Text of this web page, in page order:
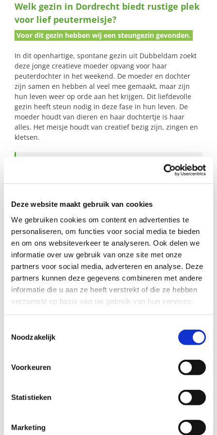
Deze website maakt gebruik van cookies
We gebruiken cookies om content en advertenties te
personaliseren, om functies voor social media te bieden
en om ons websiteverkeer te analyseren. Ook delen we
informatie over uw gebruik van onze site met onze
partners voor social media, adverteren en analyse. Deze
partners kunnen deze gegevens combineren met andere
informatie die u aan ze heeft verstrekt of die ze hebben
verzameld op basis van uw gebruik van hun services.
Noodzakelijk
Voorkeuren
Statistieken
Marketing
naar:
Welk gezin in Dordrecht biedt rustige plek
voor lief peutermeisje?
Voor dit gezin hebben wij een steungezin gevonden.
In dit openhartige, spontane gezin uit Dubbeldam zoekt
deze jonge creatieve moeder opvang voor haar
peuterdochter in het weekend. De moeder en dochter
zijn samen en hebben al veel mee gemaakt, maar zijn
hun leven weer op orde aan het krijgen. Dit liefdevolle
gezin heeft steun nodig in deze fase in hun leven. De
moeder houdt van dieren en haar dochtertje is haar
alles. Het meisje houdt van creatief bezig zijn, zingen en
kletsen.
Wij zoeken een gezin in Dordrecht dat:
bij voorkeur in de wijk Dubbeldam woont
(maar Stadspolders mag ook);
een rustige plek kan bieden waar dit
meisje zichzelf mag zijn en de boel rustig
mag ontdekken;
ruimdenkend is en mee wil denken bij
problemen.
Bijzonderheden:
vrouw en haar dochter willen helpen. Het
moeder staat die kan meedenken als het
net even wat minder gaat.
we denken dan aan het weekend 1x per
14 dagen, een dagdeel op zaterdag of